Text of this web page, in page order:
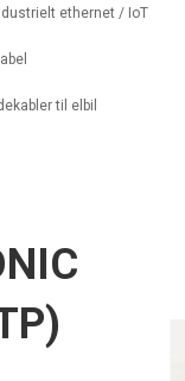
ethernet / IoT
til elbil